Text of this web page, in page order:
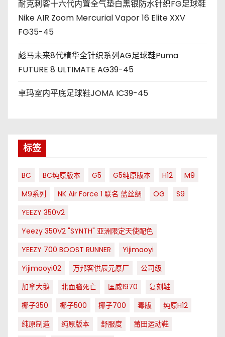
耐克刺客十六代内置全气垫白黑银防水针织FG足球鞋
Nike AIR Zoom Mercurial Vapor 16 Elite XXV
FG35-45
彪马未来8代精华全针织系列AG足球鞋Puma
FUTURE 8 ULTIMATE AG39-45
卓玛室内平底足球鞋JOMA IC39-45
标签
BC BC纯原版本 G5 G5纯原版本 H12
M9
M9系列
NK Air Force 1 联名 蓝丝绸 OG
S9
YEEZY 350V2
Yeezy 350V2 "SYNTH" 亚洲限定天使配色
YEEZY 700 BOOST RUNNER
Yijimaoyi
Yijimaoyi02
万邦客供辰元原厂
公司级
加拿大鹅
北面脑死亡 匡威1970
复刻鞋
椰子350
椰子500 椰子700 毒版
纯原H12
纯原制造
纯原版本 舒服度
莆田运动鞋